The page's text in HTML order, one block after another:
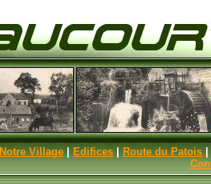
Notre Village| Edifices |Route du Patois|